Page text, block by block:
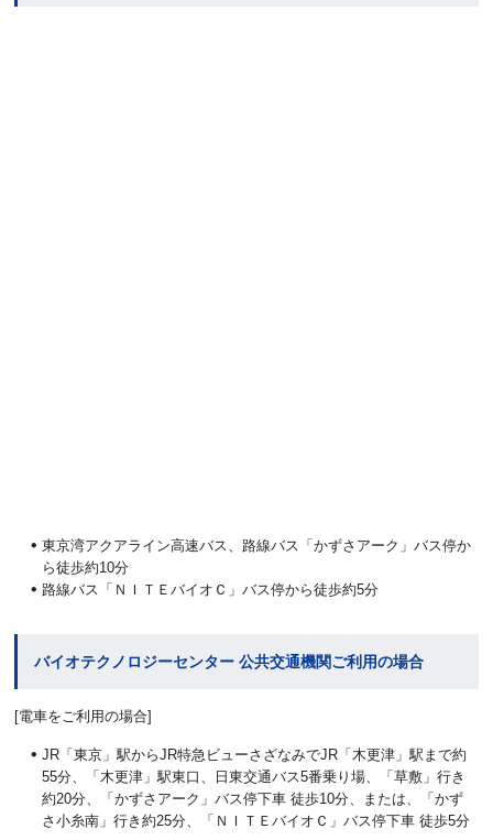
東京湾アクアライン高速バス、路線バス「かずさアーク」バス停か
ら徒歩約10分
路線バス「ＮＩＴＥバイオＣ」バス停から徒歩約5分
バイオテクノロジーセンター 公共交通機関ご利用の場合
[電車をご利用の場合]
JR「東京」駅からJR特急ビューさざなみでJR「木更津」駅まで約
55分、「木更津」駅東口、日東交通バス5番乗り場、「草敷」行き
約20分、「かずさアーク」バス停下車 徒歩10分、または、「かず
さ小糸南」行き約25分、「ＮＩＴＥバイオＣ」バス停下車 徒歩5分